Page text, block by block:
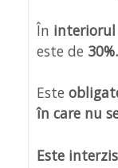
În
este de 30%.
Este
în care nu
Este